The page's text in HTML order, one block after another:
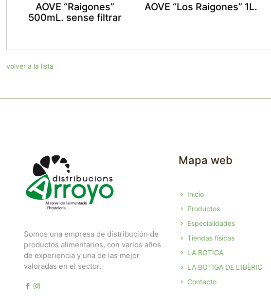
AOVE “Raigones”
500mL. sense filtrar
AOVE “Los Raigones” 1L.
volver a la lista
Somos una empresa de distribución de
productos alimentarios, con varios años
de experiencia y una de las mejor
valoradas en el sector.
Mapa web
Inicio
Productos
Especialidades
Tiendas físicas
LA BOTIGA
LA BOTIGA DE L'IBÈRIC
Contacto